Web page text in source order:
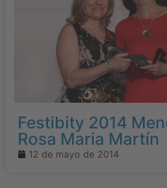
Festibity 2014
Rosa Maria Martín
12 de mayo de 2014